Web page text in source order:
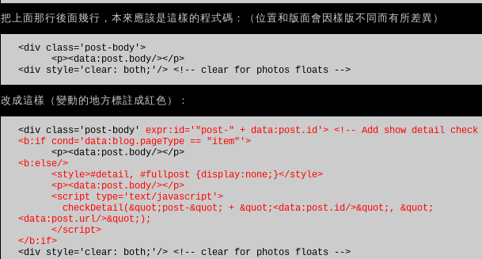
把上面那行後面幾行，本來應該是這樣的程式碼：（位置和版面會因樣版不同而有所差異）
<div class='post-body'>
<p><data:post.body/></p>
<div style='clear: both;'/> <!-- clear for photos floats -->
改成這樣（變動的地方標註成紅色）：
<div class='post-body'
expr:id='"post-" + data:post.id'> <!-- Add show detail
<b:if cond='data:blog.pageType == "item"'>
<p><data:post.body/></p>
<b:else/>
<style>#detail, #fullpost {display:none;}</style>
<p><data:post.body/></p>
<script type='text/javascript'>
checkDetail(&quot;post-&quot; + &quot;<data:post.id/>&quot;, &quot;
<data:post.url/>&quot;);
</script>
</b:if>
<div style='clear: both;'/> <!-- clear for photos floats -->